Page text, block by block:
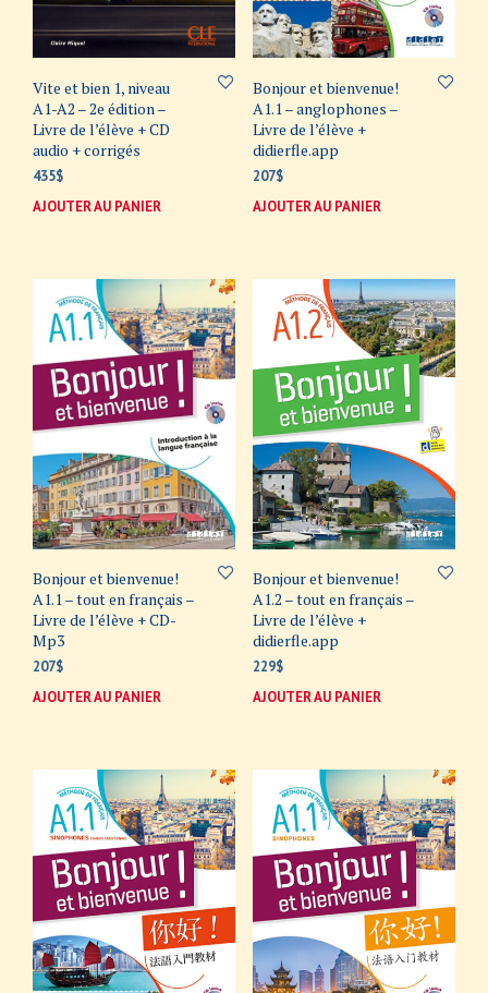
Vite et bien 1, niveau
A1-A2 – 2e édition –
Livre de l’élève + CD
audio + corrigés
435$
AJOUTER AU PANIER
Bonjour et bienvenue!
A1.1 – anglophones –
Livre de l’élève +
didierfle.app
207$
AJOUTER AU PANIER
Bonjour et bienvenue!
A1.1 – tout en français –
Livre de l’élève + CD-
Mp3
207$
AJOUTER AU PANIER
Bonjour et bienvenue!
A1.2 – tout en français –
Livre de l’élève +
didierfle.app
229$
AJOUTER AU PANIER